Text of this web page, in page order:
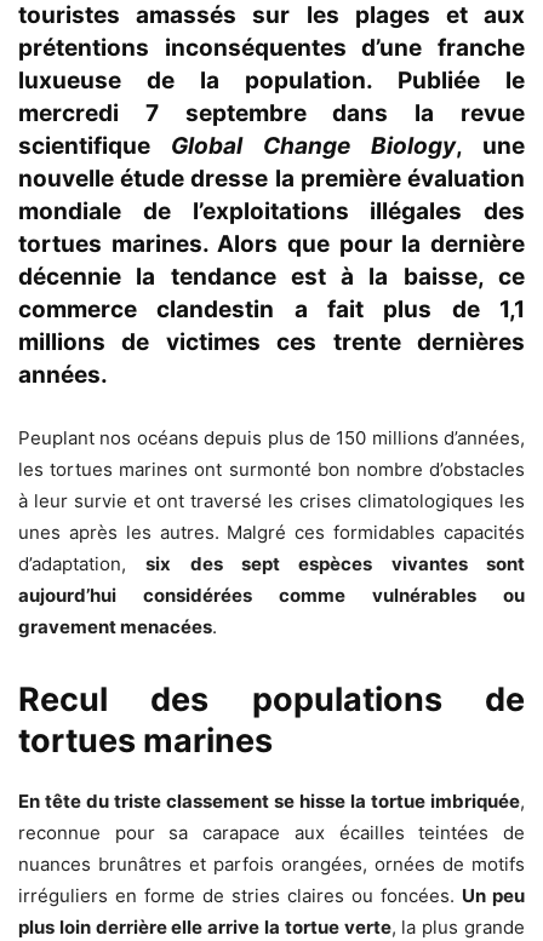
touristes amassés sur les plages et aux
prétentions inconséquentes d’une franche
luxueuse de la population. Publiée le
mercredi 7 septembre dans la revue
scientifique Global Change Biology, une
nouvelle étude dresse la première évaluation
mondiale de l’exploitations illégales des
tortues marines. Alors que pour la dernière
décennie la tendance est à la baisse, ce
commerce clandestin a fait plus de 1,1
millions de victimes ces trente dernières
années.
Peuplant nos océans depuis plus de 150 millions d’années,
les tortues marines ont surmonté bon nombre d’obstacles
à leur survie et ont traversé les crises climatologiques les
unes après les autres. Malgré ces formidables capacités
d’adaptation,six des sept espèces vivantes sont
aujourd’hui considérées comme vulnérables ou
gravement menacées.
Recul des populations de
tortues marines
En tête du triste classement se hisse la tortue imbriquée,
reconnue pour sa carapace aux écailles teintées de
nuances brunâtres et parfois orangées, ornées de motifs
irréguliers en forme de stries claires ou foncées. Un peu
plus loin derrière elle arrive la tortue verte, la plus grande